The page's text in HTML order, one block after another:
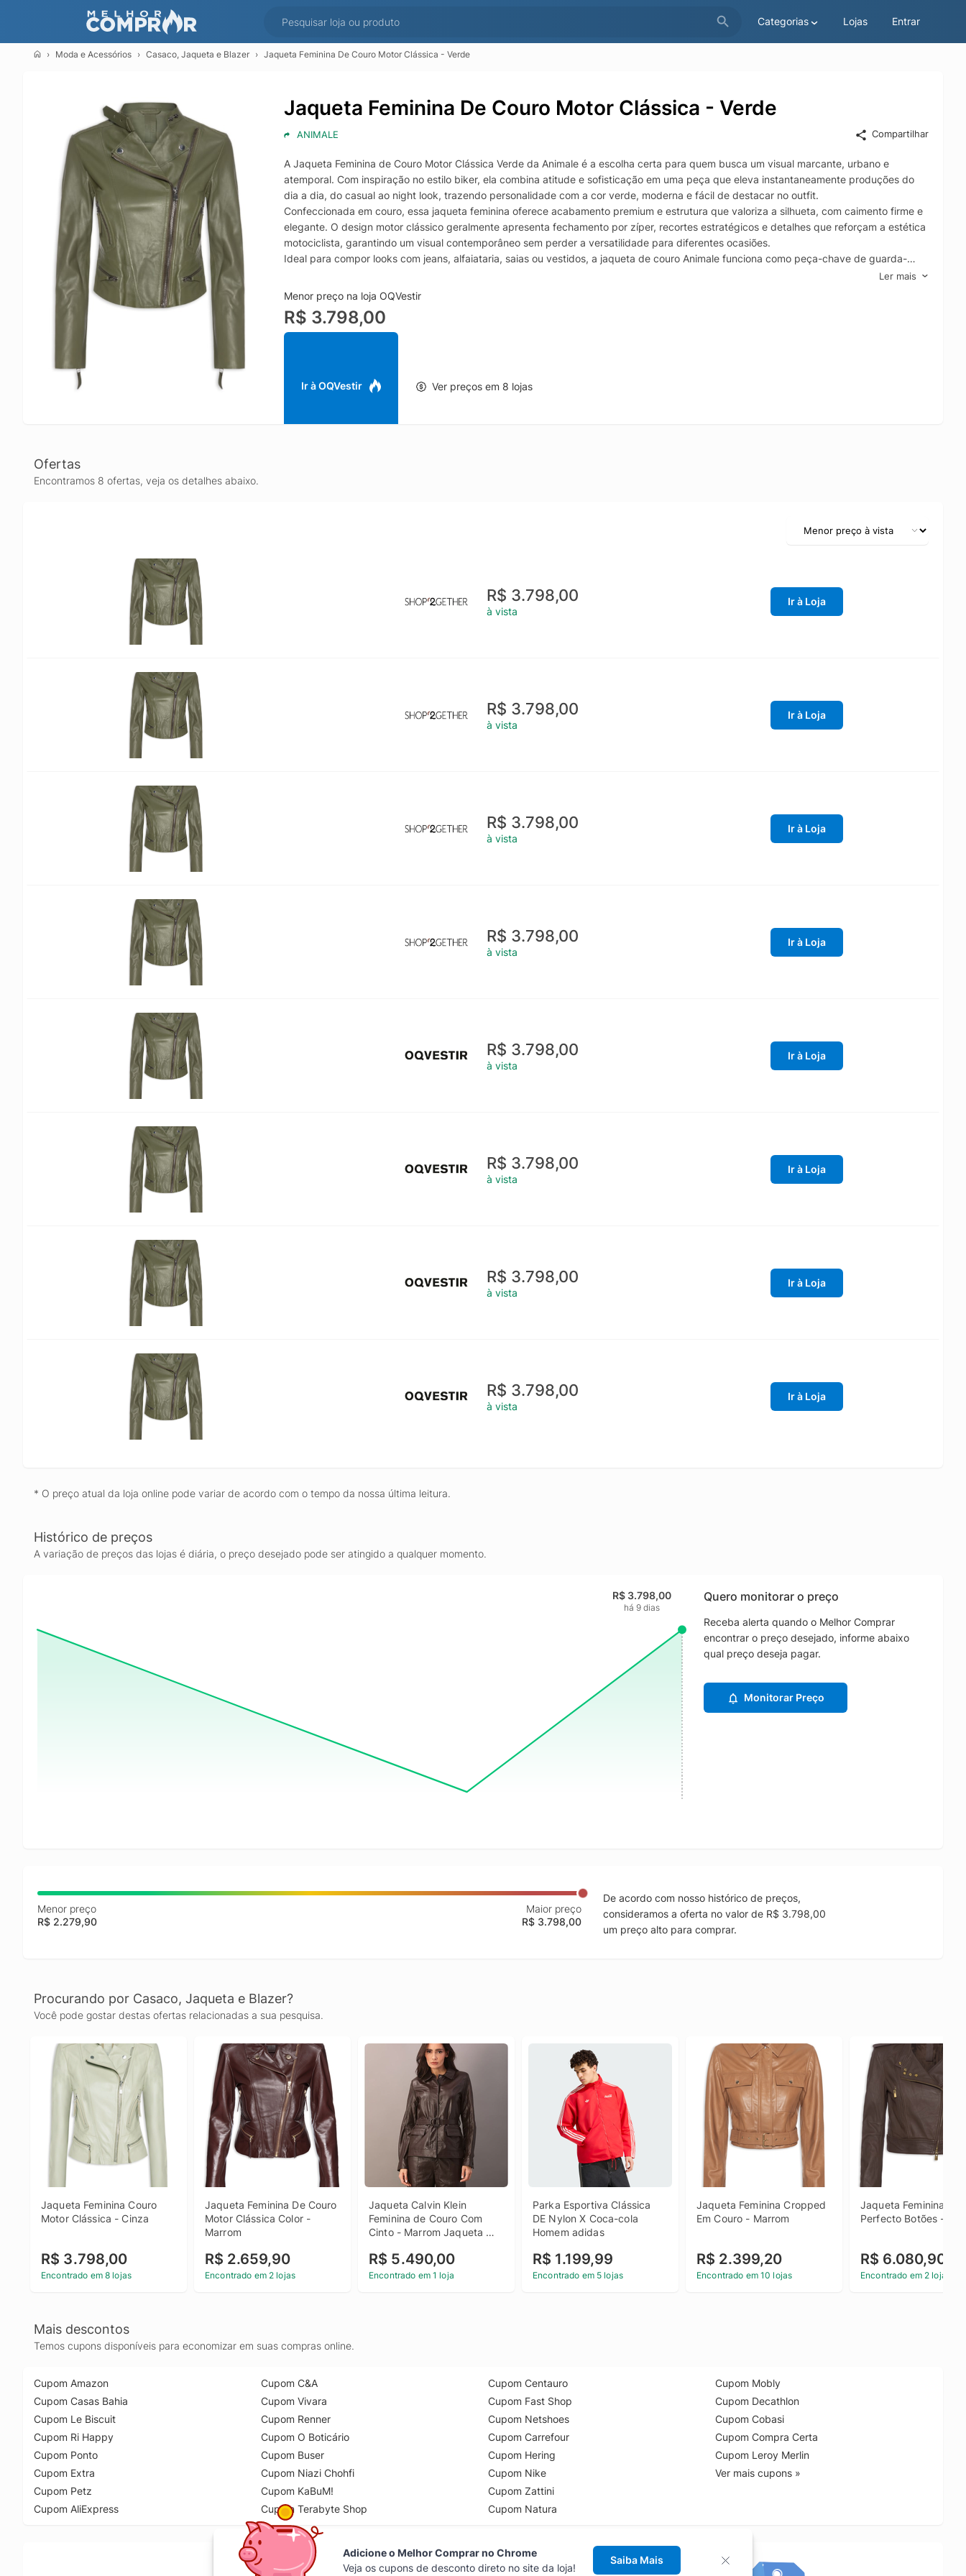
Categorias Lojas Entrar
Moda e Acessórios Casaco, Jaqueta e Blazer Jaqueta Feminina De Couro Motor Clássica - Verde
Jaqueta Feminina De Couro Motor Clássica - Verde
ANIMALE Compartilhar
A Jaqueta Feminina de Couro Motor Clássica Verde da Animale é a escolha certa para quem busca um visual marcante, urbano e
atemporal. Com inspiração no estilo biker, ela combina atitude e sofisticação em uma peça que eleva instantaneamente produções do
dia a dia, do casual ao night look, trazendo personalidade com a cor verde, moderna e fácil de destacar no outfit.
Confeccionada em couro, essa jaqueta feminina oferece acabamento premium e estrutura que valoriza a silhueta, com caimento firme e
elegante. O design motor clássico geralmente apresenta fechamento por zíper, recortes estratégicos e detalhes que reforçam a estética
motociclista, garantindo um visual contemporâneo sem perder a versatilidade para diferentes ocasiões.
Ideal para compor looks com jeans, alfaiataria, saias ou vestidos, a jaqueta de couro Animale funciona como peça-chave de guarda-
roupa, perfeita para sobreposições em dias amenos e para criar contraste entre o peso do couro e itens mais leves. Uma opção prática e
estilosa para quem procura uma jaqueta feminina de couro verde com presença, durabilidade e estilo clássico que nunca sai de moda.
Ler mais
Menor preço na loja OQVestir
R$ 3.798,00
Ir à OQVestir Ver preços em 8 lojas
Ofertas
Encontramos 8 ofertas, veja os detalhes abaixo.
R$ 3.798,00
à vista
Ir à Loja
R$ 3.798,00
à vista
Ir à Loja
R$ 3.798,00
à vista
Ir à Loja
R$ 3.798,00
à vista
Ir à Loja
R$ 3.798,00
à vista
Ir à Loja
R$ 3.798,00
à vista
Ir à Loja
R$ 3.798,00
à vista
Ir à Loja
R$ 3.798,00
à vista
Ir à Loja
* O preço atual da loja online pode variar de acordo com o tempo da nossa última leitura.
Histórico de preços
A variação de preços das lojas é diária, o preço desejado pode ser atingido a qualquer momento.
R$ 3.798,00
há 9 dias
Quero monitorar o preço
Receba alerta quando o Melhor Comprar
encontrar o preço desejado, informe abaixo
qual preço deseja pagar.
Monitorar Preço
Menor preço
R$ 2.279,90
Maior preço
R$ 3.798,00
De acordo com nosso histórico de preços,
consideramos a oferta no valor de R$ 3.798,00
um preço alto para comprar.
Procurando por Casaco, Jaqueta e Blazer?
Você pode gostar destas ofertas relacionadas a sua pesquisa.
Jaqueta Feminina Couro
Motor Clássica - Cinza
R$ 3.798,00
Encontrado em 8 lojas
Jaqueta Feminina De Couro
Motor Clássica Color -
Marrom
R$ 2.659,90
Encontrado em 2 lojas
Jaqueta Calvin Klein
Feminina de Couro Com
Cinto - Marrom Jaqueta
Couro Com Cinto Marrom
40
R$ 5.490,00
Encontrado em 1 loja
Parka Esportiva Clássica
DE Nylon X Coca-cola
Homem adidas
R$ 1.199,99
Encontrado em 5 lojas
Jaqueta Feminina Cropped
Em Couro - Marrom
R$ 2.399,20
Encontrado em 10 lojas
Jaqueta Feminina De
Perfecto Botões -
R$ 6.080,90
Encontrado em 2 lojas
Mais descontos
Temos cupons disponíveis para economizar em suas compras online.
Cupom Amazon
Cupom Casas Bahia
Cupom Le Biscuit
Cupom Ri Happy
Cupom Ponto
Cupom Extra
Cupom Petz
Cupom AliExpress
Cupom C&A
Cupom Vivara
Cupom Renner
Cupom O Boticário
Cupom Buser
Cupom Niazi Chohfi
Cupom KaBuM!
Cupom Terabyte Shop
Cupom Centauro
Cupom Fast Shop
Cupom Netshoes
Cupom Carrefour
Cupom Hering
Cupom Nike
Cupom Zattini
Cupom Natura
Cupom Mobly
Cupom Decathlon
Cupom Cobasi
Cupom Compra Certa
Cupom Leroy Merlin
Ver mais cupons »
Adicione o Melhor Comprar no Chrome
Veja os cupons de desconto direto no site da loja!
Saiba Mais